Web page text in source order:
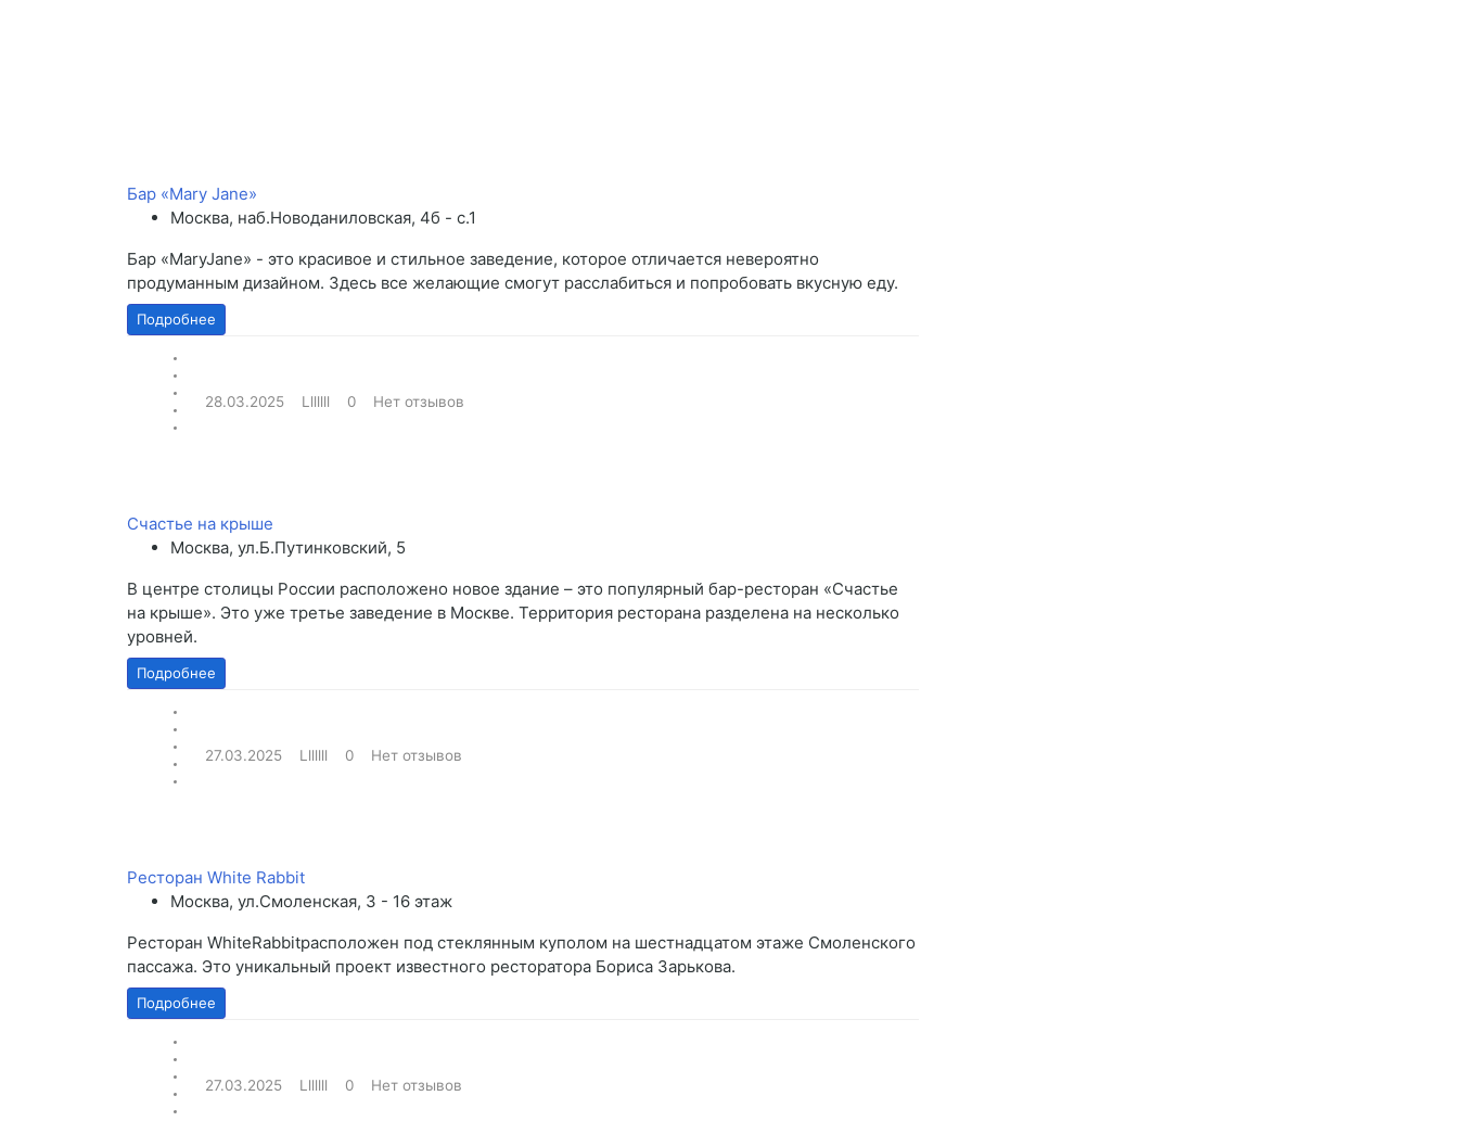
Бар «Mary Jane»
Москва, наб.Новоданиловская, 4б - с.1
Бар «MaryJane» - это красивое и стильное заведение, которое отличается невероятно
продуманным дизайном. Здесь все желающие смогут расслабиться и попробовать вкусную еду.
Подробнее
28.03.2025 Lllllll 0 Нет отзывов
Счастье на крыше
Москва, ул.Б.Путинковский, 5
В центре столицы России расположено новое здание – это популярный бар-ресторан «Счастье
на крыше». Это уже третье заведение в Москве. Территория ресторана разделена на несколько
уровней.
Подробнее
27.03.2025 Lllllll 0 Нет отзывов
Ресторан White Rabbit
Москва, ул.Смоленская, 3 - 16 этаж
Ресторан WhiteRabbitрасположен под стеклянным куполом на шестнадцатом этаже Смоленского
пассажа. Это уникальный проект известного ресторатора Бориса Зарькова.
Подробнее
27.03.2025 Lllllll 0 Нет отзывов